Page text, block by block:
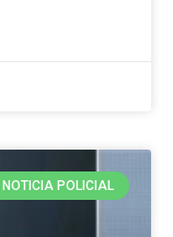
NOTICIA POLICIAL